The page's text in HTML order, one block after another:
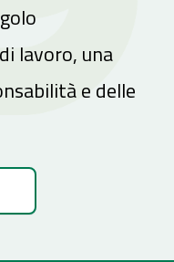
lavoro, una
e delle